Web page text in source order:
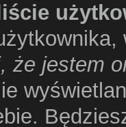
że jestem